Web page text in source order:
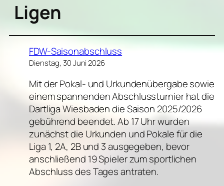
Ligen
FDW-Saisonabschluss
Dienstag, 30 Juni 2026
Mit der Pokal- und Urkundenübergabe sowie
einem spannenden Abschlussturnier hat die
Dartliga Wiesbaden die Saison 2025/2026
gebührend beendet. Ab 17 Uhr wurden
zunächst die Urkunden und Pokale für die
Liga 1, 2A, 2B und 3 ausgegeben, bevor
anschließend 19 Spieler zum sportlichen
Abschluss des Tages antraten.